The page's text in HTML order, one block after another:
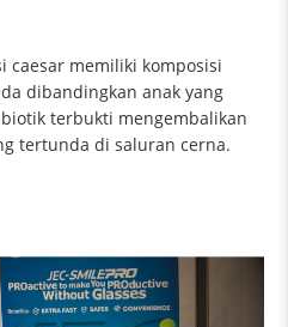
caesar memiliki komposisi
dibandingkan anak yang
terbukti mengembalikan
tertunda di saluran cerna.